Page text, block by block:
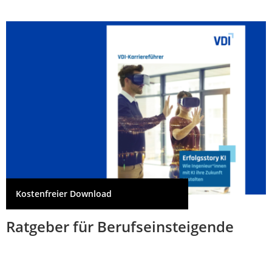
Kostenfreier Download
Ratgeber für Berufseinsteigende